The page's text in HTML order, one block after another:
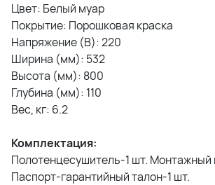
Цвет: Белый муар
Покрытие: Порошковая краска
Напряжение (В): 220
Ширина (мм): 532
Высота (мм): 800
Глубина (мм): 110
Вес, кг: 6.2
Комплектация:
Полотенцесушитель-1 шт. Монтажный
Паспорт-гарантийный талон-1 шт.